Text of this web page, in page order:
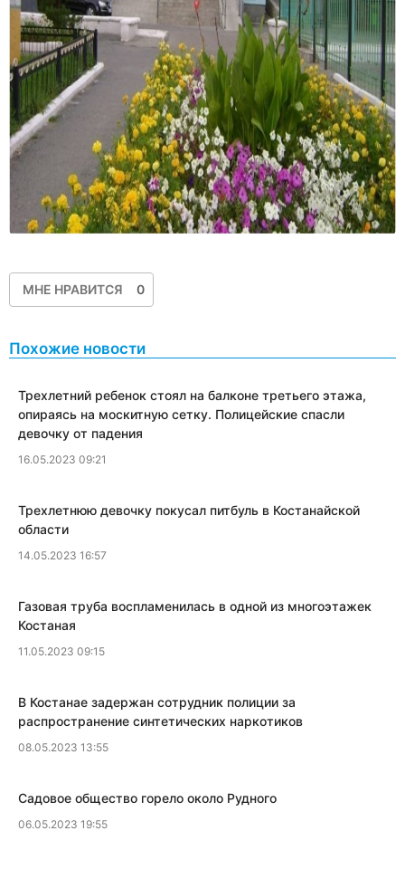
МНЕ НРАВИТСЯ 0
Похожие новости
Трехлетний ребенок стоял на балконе третьего этажа,
опираясь на москитную сетку. Полицейские спасли
девочку от падения
16.05.2023 09:21
​Трехлетнюю девочку покусал питбуль в Костанайской
области
14.05.2023 16:57
​Газовая труба воспламенилась в одной из многоэтажек
Костаная
11.05.2023 09:15
В Костанае задержан сотрудник полиции за
распространение синтетических наркотиков
08.05.2023 13:55
Садовое общество горело около Рудного
06.05.2023 19:55